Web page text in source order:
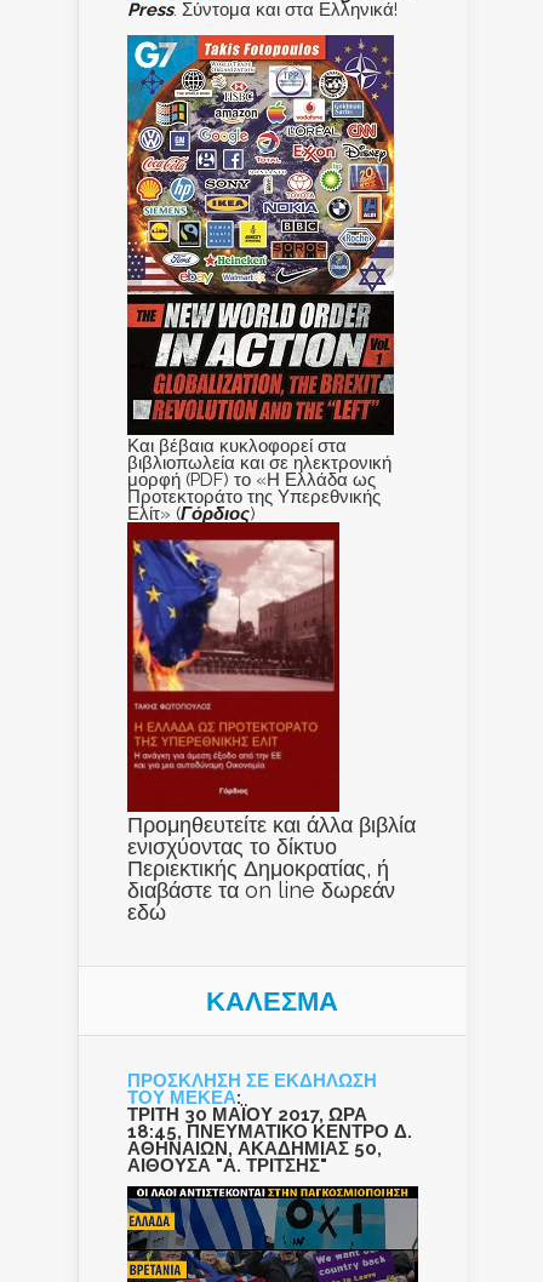
Press. Σύντομα και στα Ελληνικά!
Και βέβαια κυκλοφορεί στα
βιβλιοπωλεία και σε ηλεκτρονική
μορφή (PDF) το «Η Ελλάδα ως
Προτεκτοράτο της Υπερεθνικής
Ελίτ» (Γόρδιος)
Προμηθευτείτε και άλλα βιβλία
ενισχύοντας το δίκτυο
Περιεκτικής Δημοκρατίας, ή
διαβάστε τα on line δωρεάν
εδώ
ΚΑΛΕΣΜΑ
ΠΡΟΣΚΛΗΣΗ ΣΕ ΕΚΔΗΛΩΣΗ
ΤΟΥ ΜΕΚΕΑ:
ΤΡΙΤΗ 30 ΜΑΪΟΥ 2017, ΩΡΑ
18:45, ΠΝΕΥΜΑΤΙΚΟ ΚΕΝΤΡΟ Δ.
ΑΘΗΝΑΙΩΝ, ΑΚΑΔΗΜΙΑΣ 50,
ΑΙΘΟΥΣΑ "Α. ΤΡΙΤΣΗΣ"